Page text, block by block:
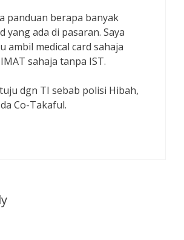
panduan berapa banyak
yang ada di pasaran. Saya
ambil medical card sahaja
sahaja tanpa IST.
dgn TI sebab polisi Hibah,
Co-Takaful.